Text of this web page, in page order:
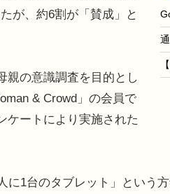
が、約6割が「賛成」と
の意識調査を目的とし
& Crowd」の会員で
ケートにより実施された
1台のタブレット」という